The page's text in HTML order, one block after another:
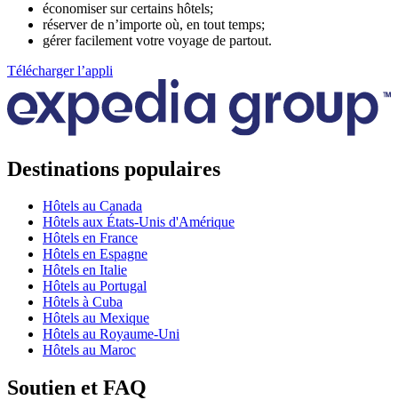
économiser sur certains hôtels;
réserver de n’importe où, en tout temps;
gérer facilement votre voyage de partout.
Télécharger l’appli
Destinations populaires
Hôtels au Canada
Hôtels aux États-Unis d'Amérique
Hôtels en France
Hôtels en Espagne
Hôtels en Italie
Hôtels au Portugal
Hôtels à Cuba
Hôtels au Mexique
Hôtels au Royaume-Uni
Hôtels au Maroc
Soutien et FAQ